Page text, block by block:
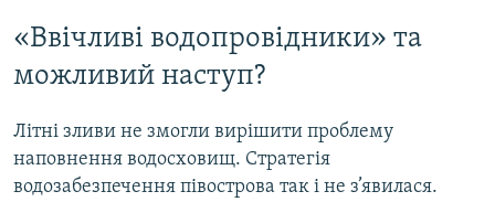
«Ввічливі водопровідники» та
можливий наступ?
Літні зливи не змогли вирішити проблему
наповнення водосховищ. Стратегія
водозабезпечення півострова так і не з’явилася.